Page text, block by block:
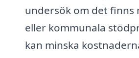
undersök om det finns
eller kommunala
kan minska